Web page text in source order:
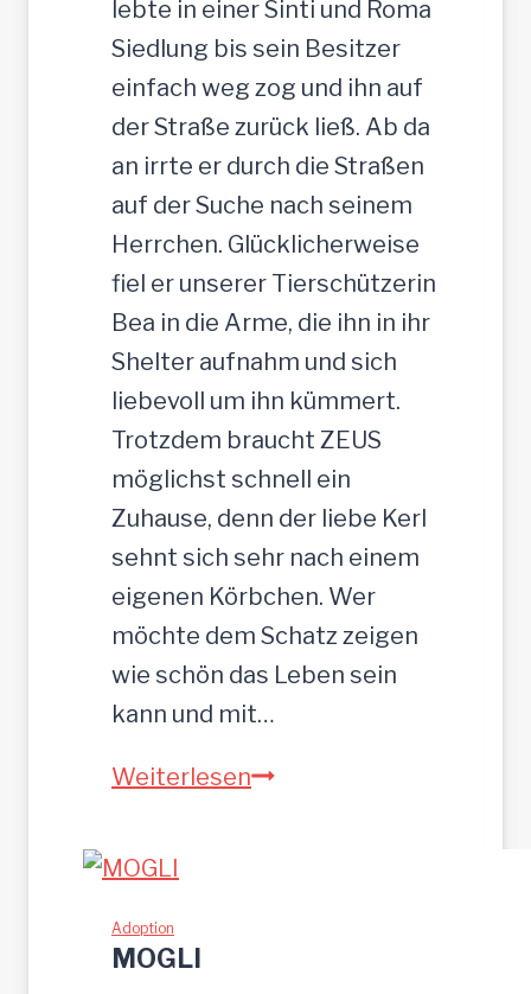
J
u
n
g
-
R
ü
d
e
,
3
5
c
m
lebte in einer Sinti und Roma
Siedlung bis sein Besitzer
einfach weg zog und ihn auf
der Straße zurück ließ. Ab da
an irrte er durch die Straßen
auf der Suche nach seinem
Herrchen. Glücklicherweise
fiel er unserer Tierschützerin
Bea in die Arme, die ihn in ihr
Shelter aufnahm und sich
liebevoll um ihn kümmert.
Trotzdem braucht ZEUS
möglichst schnell ein
Zuhause, denn der liebe Kerl
sehnt sich sehr nach einem
eigenen Körbchen. Wer
möchte dem Schatz zeigen
wie schön das Leben sein
kann und mit…
WeiterlesenZ
Adoption
MOGLI